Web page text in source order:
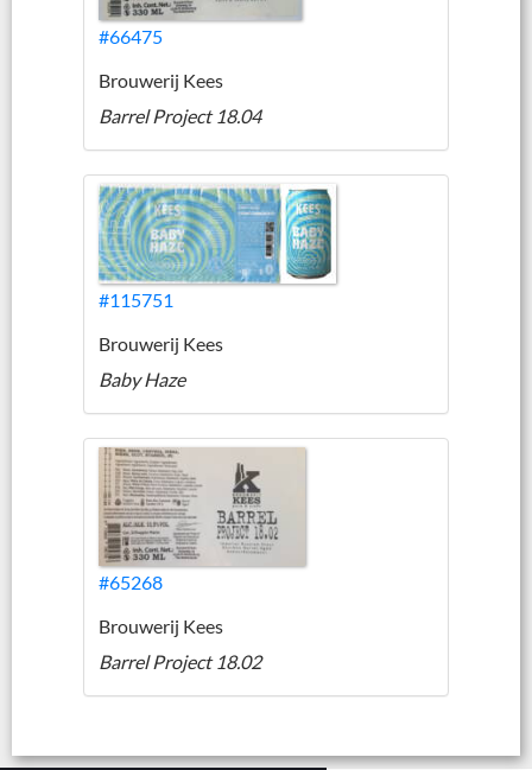
#66475
Brouwerij Kees
Barrel Project 18.04
#115751
Brouwerij Kees
Baby Haze
#65268
Brouwerij Kees
Barrel Project 18.02